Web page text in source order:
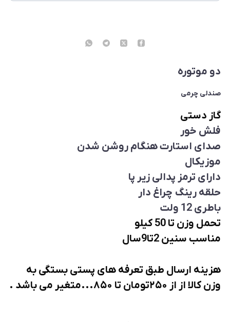
دو موتوره
صندلی چرمی
گاز دستی
فلش خور
صدای استارت هنگام روشن شدن
موزیکال
دارای ترمز پدالی زیر پا
حلقه رینگ چراغ دار
باطری 12 ولت
تحمل وزن تا 50 کیلو
مناسب سنین 2تا9سال
هزینه ارسال طبق تعرفه های پستی بستگی به
وزن کالا از از ۲۵۰تومان تا ۸۵۰...متغیر می باشد .